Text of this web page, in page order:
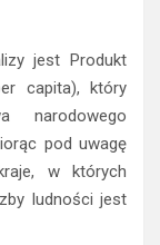
jest Produkt
capita), który
narodowego
pod uwagę
w których
ludności jest